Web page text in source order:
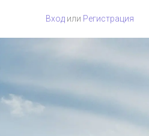
Вход или Регистрация